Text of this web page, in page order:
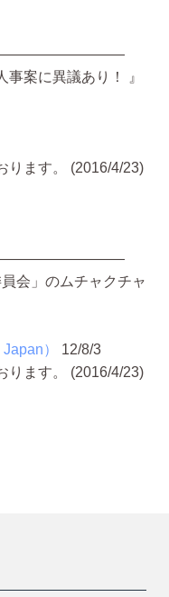
案に異議あり！ 』
ります。 (2016/4/23)
会」のムチャクチャ
）
12/8/3
ります。 (2016/4/23)